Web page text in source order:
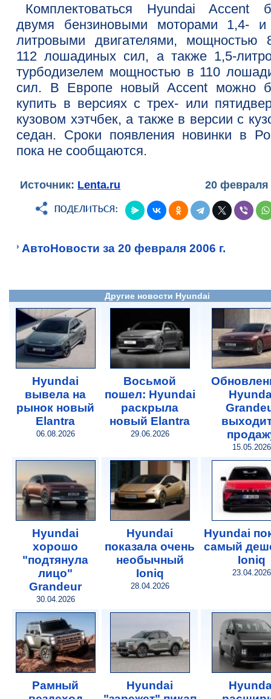
Комплектоваться Hyundai Accent
двумя бензиновыми моторами 1,4-
литровыми двигателями, мощностью
112 лошадиных сил, а также 1,5-
турбодизелем мощностью в 110
сил. В Европе новый Accent можно
купить в версиях с трех- или
кузовом хэтчбек, а также в версии с
седан. Сроки появления новинки в
пока не сообщаются.
Источник: Lenta.ru 20 февраля
АвтоНовости за 20 февраля 2006 г.
Другие новости Hyundai
Hyundai
вывела на
рынок новый
Elantra
06.08.2026
Восьмой
пошел: Hyundai
раскрыла
новый Elantra
29.06.2026
15.05.2026
Hyundai
хорошо
"подтянула
лицо"
Grandeur
30.04.2026
Hyundai
показала очень
необычный
Ioniq
28.04.2026
Hyundai
самый
Ioniq
23.04.2026
Рамный
Hyundai